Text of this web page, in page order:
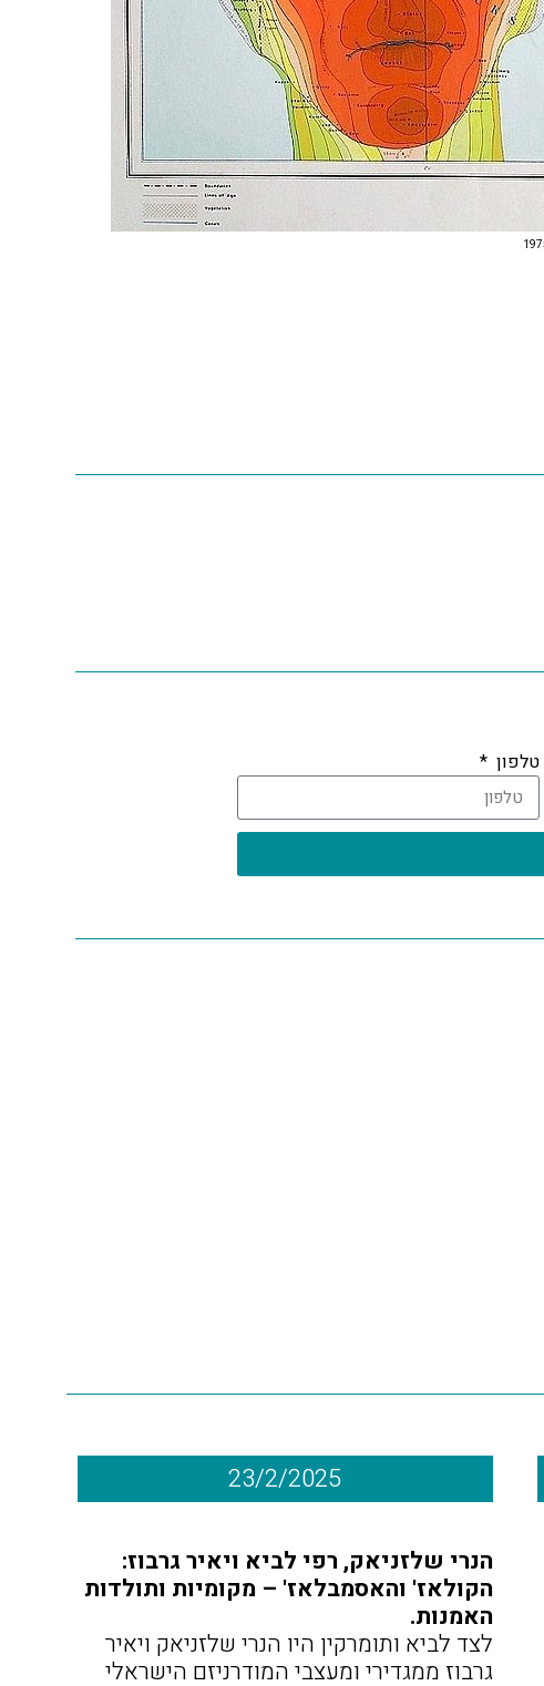
טלפון
23/2/2025
הנרי שלזניאק, רפי לביא ויאיר גרבוז:
הקולאז' והאסמבלאז' – מקומיות ותולדות
האמנות.
לצד לביא ותומרקין היו הנרי שלזניאק ויאיר
גרבוז ממגדירי ומעצבי המודרניזם הישראלי